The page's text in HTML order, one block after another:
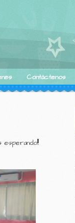
Contáctenos